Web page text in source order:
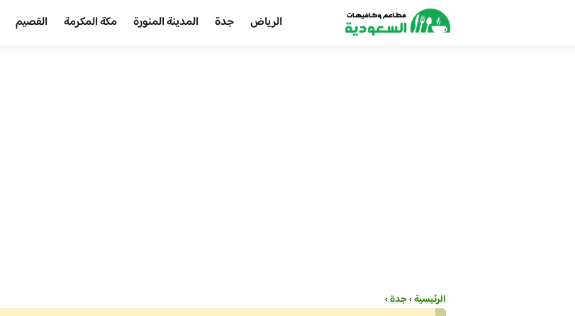
الرياض جدة المدينة المنورة مكة المكرمة القصيم
الرئيسية›جدة›